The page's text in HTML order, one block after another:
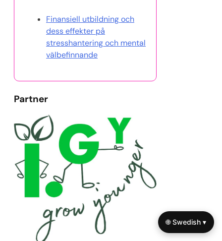
Finansiell utbildning och
dess effekter på
stresshantering och mental
välbefinnande
Partner
🌐 Swedish ▾